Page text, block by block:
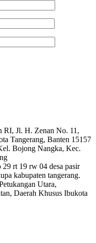
RI, Jl. H. Zenan No. 11,
Tangerang, Banten 15157
Bojong Nangka, Kec.
rt 19 rw 04 desa pasir
kabupaten tangerang.
Utara,
Daerah Khusus Ibukota